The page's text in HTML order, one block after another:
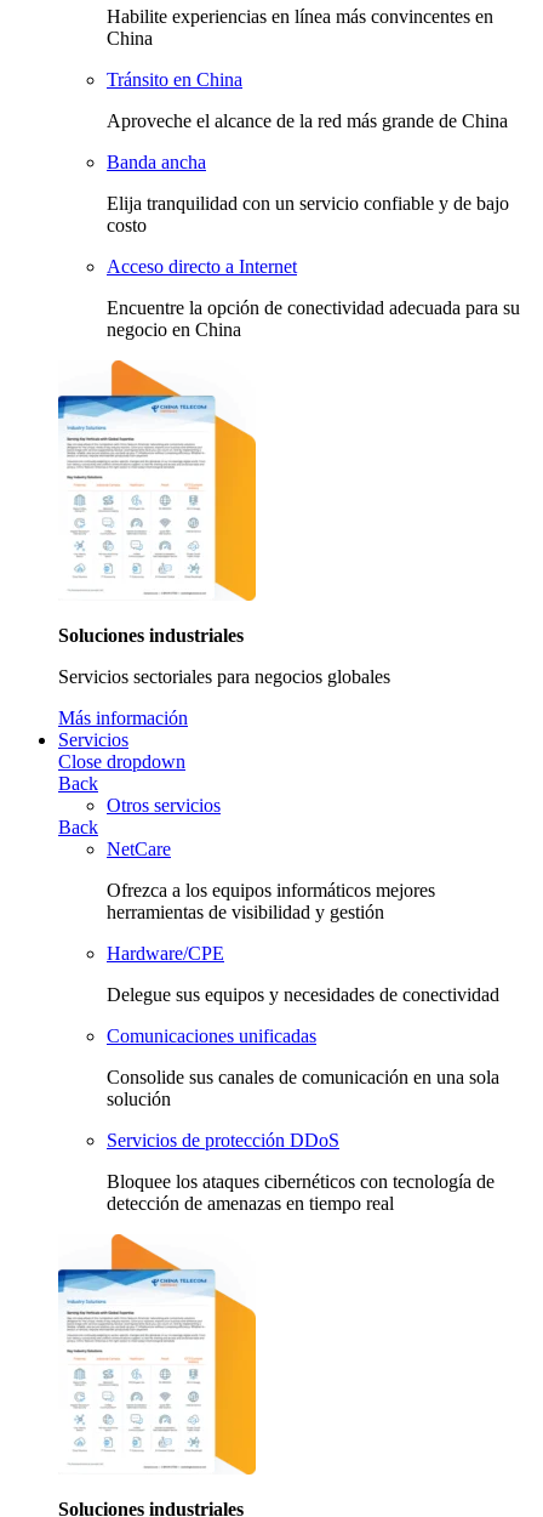
Habilite experiencias en línea más convincentes en
China
Tránsito en China
Aproveche el alcance de la red más grande de China
Banda ancha
Elija tranquilidad con un servicio confiable y de bajo
costo
Acceso directo a Internet
Encuentre la opción de conectividad adecuada para su
negocio en China
Soluciones industriales
Servicios sectoriales para negocios globales
Más información
Servicios
Close dropdown
Back
Otros servicios
Back
NetCare
Ofrezca a los equipos informáticos mejores
herramientas de visibilidad y gestión
Hardware/CPE
Delegue sus equipos y necesidades de conectividad
Comunicaciones unificadas
Consolide sus canales de comunicación en una sola
solución
Servicios de protección DDoS
Bloquee los ataques cibernéticos con tecnología de
detección de amenazas en tiempo real
Soluciones industriales